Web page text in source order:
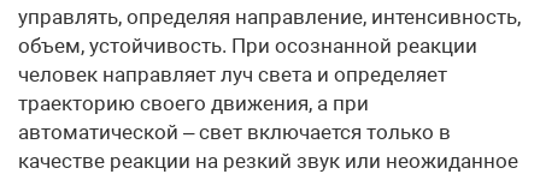
управлять, определяя направление, интенсивность,
объем, устойчи­вость. При осознанной реакции
человек направляет луч света и опреде­ляет
траекторию своего движения, а при
автоматической – свет вклю­чается только в
качестве реакции на резкий звук или неожиданное